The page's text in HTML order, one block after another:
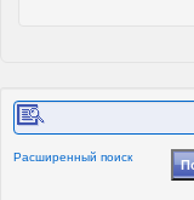
Расширенный поиск